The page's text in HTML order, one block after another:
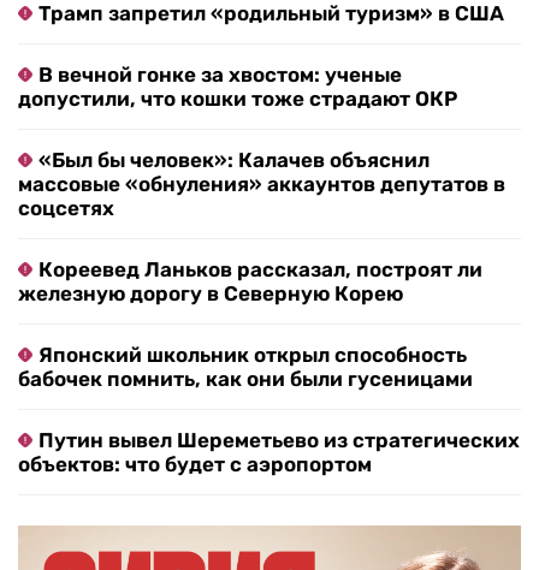
Трамп запретил «родильный туризм» в США
В вечной гонке за хвостом: ученые
допустили, что кошки тоже страдают ОКР
«Был бы человек»: Калачев объяснил
массовые «обнуления» аккаунтов депутатов в
соцсетях
Кореевед Ланьков рассказал, построят ли
железную дорогу в Северную Корею
Японский школьник открыл способность
бабочек помнить, как они были гусеницами
Путин вывел Шереметьево из стратегических
объектов: что будет с аэропортом